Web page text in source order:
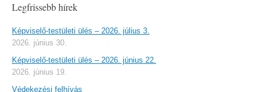
Legfrissebb hírek
Képviselő-testületi ülés – 2026. július 3.
2026. június 30.
Képviselő-testületi ülés – 2026. június 22.
2026. június 19.
Védekezési felhívás